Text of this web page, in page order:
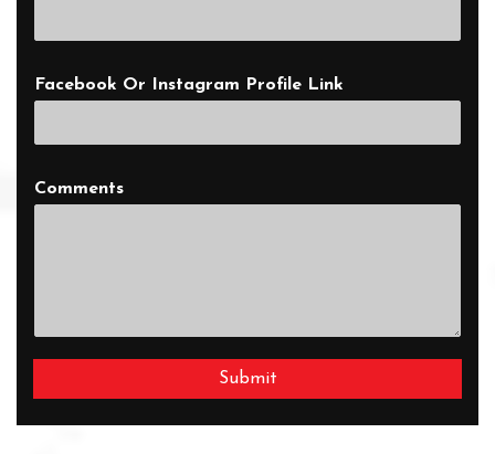
Facebook Or Instagram Profile Link
Comments
Submit